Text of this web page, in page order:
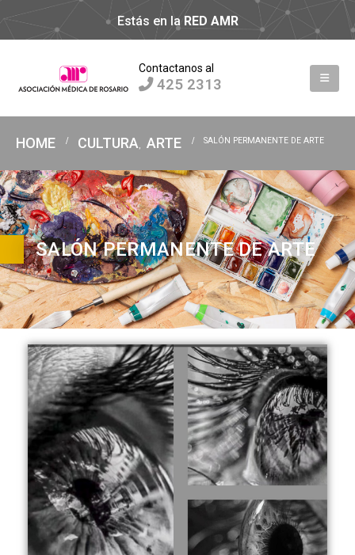
Estás en la RED AMR
Contactanos al
425 2313
HOME CULTURA, ARTE SALÓN PERMANENTE DE ARTE
SALÓN PERMANENTE DE ARTE